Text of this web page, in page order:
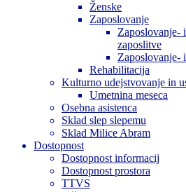
Ženske
Zaposlovanje
Zaposlovanje-
zaposlitve
Zaposlovanje-
Rehabilitacija
Kulturno udejstvovanje in
Umetnina meseca
Osebna asistenca
Sklad slep slepemu
Sklad Milice Abram
Dostopnost
Dostopnost informacij
Dostopnost prostora
TTVS